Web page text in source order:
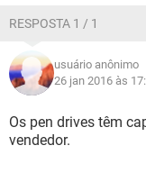
RESPOSTA 1 / 1
usuário anônimo
26 jan 2016 às
Os pen drives têm
vendedor.